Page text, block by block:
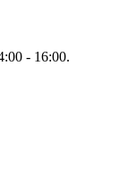
- 16:00.